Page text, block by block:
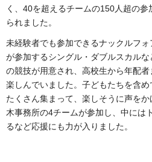
く、40を超えるチームの150人超の
られました。
未経験者でも参加できるナックルフ
が参加するシングル・ダブルスカル
の競技が用意され、高校生から年配
楽しんでいました。子どもたちを含
たくさん集まって、楽しそうに声を
木事務所の4チームが参加し、中には
るなど応援にも力が入りました。